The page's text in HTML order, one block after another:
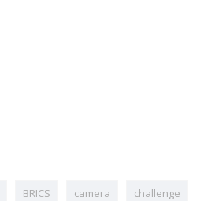
BRICS camera challenge